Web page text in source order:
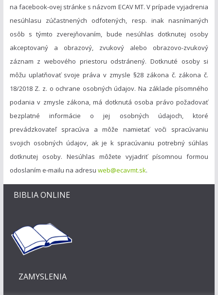
na facebook-ovej stránke s názvom ECAV MT. V prípade vyjadrenia
nesúhlasu zúčastnených odfotených, resp. inak nasnímaných
osôb s týmto zverejňovaním, bude nesúhlas dotknutej osoby
akceptovaný a obrazový, zvukový alebo obrazovo-zvukový
záznam z webového priestoru odstránený. Dotknuté osoby si
môžu uplatňovať svoje práva v zmysle §28 zákona č. zákona č.
18/2018 Z. z. o ochrane osobných údajov. Na základe písomného
podania v zmysle zákona, má dotknutá osoba právo požadovať
bezplatné informácie o jej osobných údajoch, ktoré
prevádzkovateľ spracúva a môže namietať voči spracúvaniu
svojich osobných údajov, ak je k spracúvaniu potrebný súhlas
dotknutej osoby. Nesúhlas môžete vyjadriť písomnou formou
odoslaním e-mailu na adresu web@ecavmt.sk.
BIBLIA ONLINE
ZAMYSLENIA